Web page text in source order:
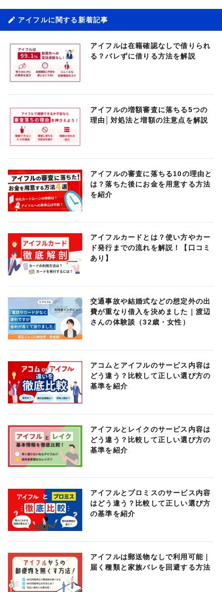
アイフルに関する新着記事
アイフルは在籍確認なしで借りられ
る？バレずに借りる方法を解説
アイフルの増額審査に落ちる5つの
理由│対処法と増額の注意点を解説
アイフルの審査に落ちる10の理由と
は？落ちた後にお金を用意する方法
を紹介
アイフルカードとは？使い方やカー
ド発行までの流れを解説！【口コミ
あり】
交通事故や結婚式などの想定外の出
費が重なり借入を決めました｜渡辺
さんの体験談（32歳・女性）
アコムとアイフルのサービス内容は
どう違う？比較して正しい選び方の
基準を紹介
アイフルとレイクのサービス内容は
どう違う？比較して正しい選び方の
基準を紹介
アイフルとプロミスのサービス内容
はどう違う？比較して正しい選び方
の基準を紹介
アイフルは郵送物なしで利用可能｜
届く種類と家族バレを回避する方法